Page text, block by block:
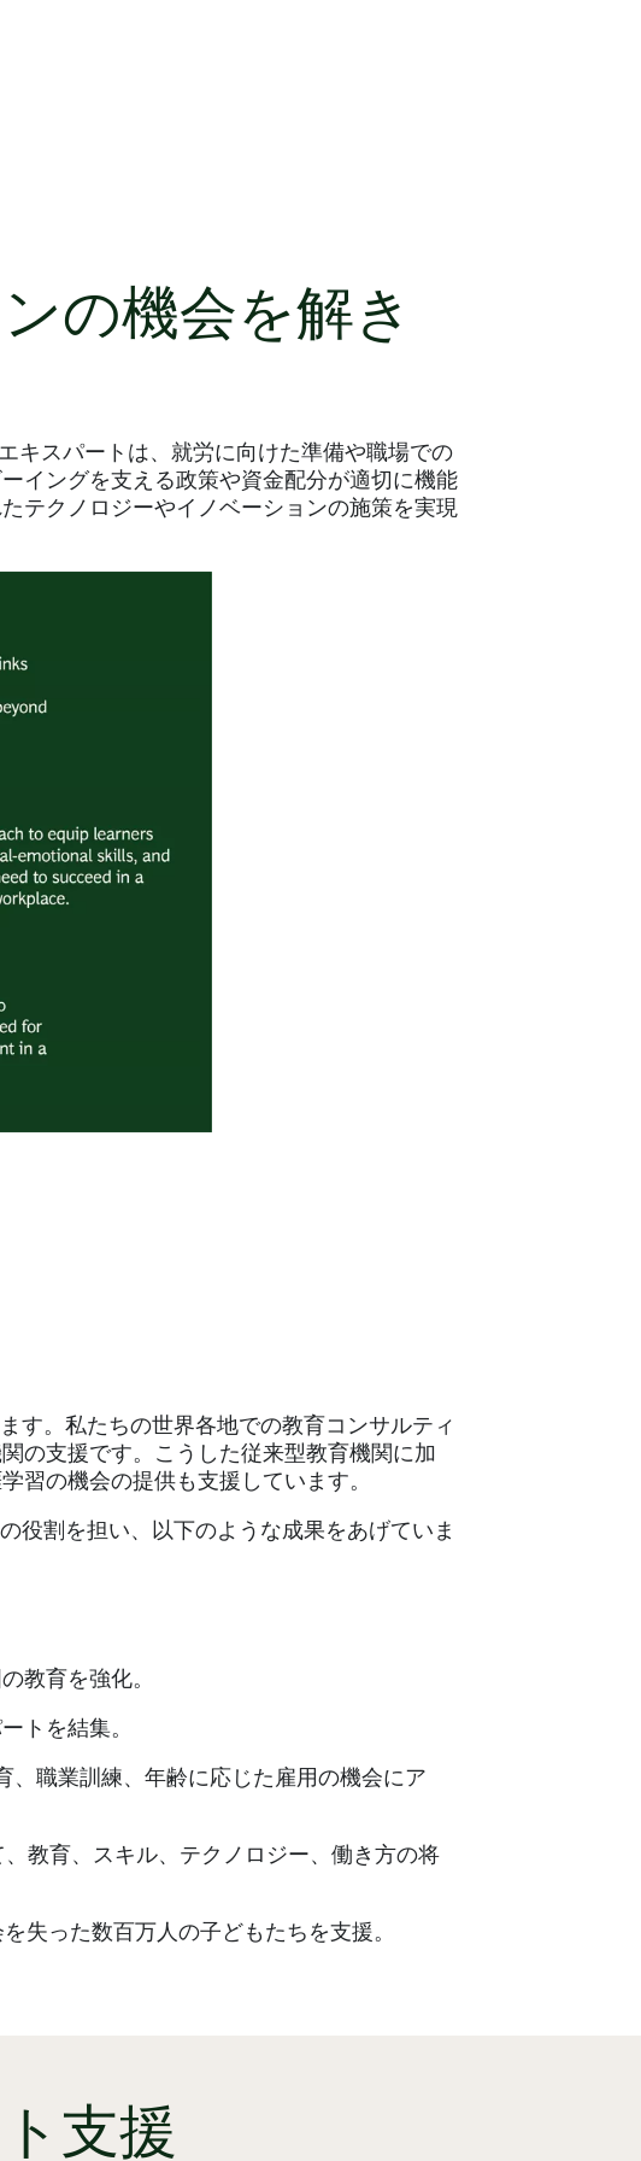
の機会を解き
キスパートは、就労に向けた準備や職場での
イングを支える政策や資金配分が適切に機能
テクノロジーやイノベーションの施策を実現
す。私たちの世界各地での教育コンサルティ
の支援です。こうした従来型教育機関に加
習の機会の提供も支援しています。
役割を担い、以下のような成果をあげていま
教育を強化。
トを結集。
、職業訓練、年齢に応じた雇用の機会にア
教育、スキル、テクノロジー、働き方の将
失った数百万人の子どもたちを支援。
支援